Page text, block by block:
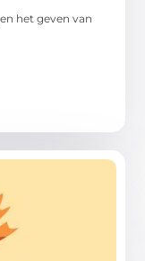
het geven van